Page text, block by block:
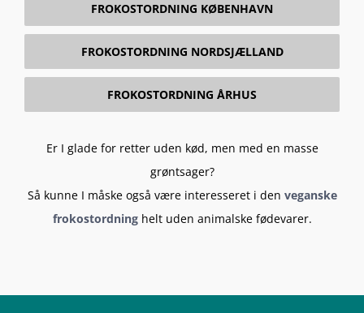
FROKOSTORDNING KØBENHAVN
FROKOSTORDNING NORDSJÆLLAND
FROKOSTORDNING ÅRHUS
Er I glade for retter uden kød, men med en masse
grøntsager?
Så kunne I måske også være interesseret i den veganske
frokostordninghelt uden animalske fødevarer.